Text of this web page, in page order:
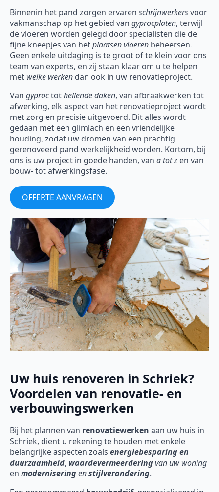
Binnenin het pand zorgen ervaren schrijnwerkersvoor
vakmanschap op het gebied van gyprocplaten, terwijl
de vloeren worden gelegd door specialisten die de
fijne kneepjes van hetplaatsen vloeren beheersen.
Geen enkele uitdaging is te groot of te klein voor ons
team van experts, en zij staan klaar om u te helpen
met welke werken dan ook in uw renovatieproject.
Van gyproctothellende daken, van afbraakwerken tot
afwerking, elk aspect van het renovatieproject wordt
met zorg en precisie uitgevoerd. Dit alles wordt
gedaan met een glimlach en een vriendelijke
houding, zodat uw dromen van een prachtig
gerenoveerd pand werkelijkheid worden. Kortom, bij
ons is uw project in goede handen, van a tot z en van
bouw- tot afwerkingsfase.
OFFERTE AANVRAGEN
Uw huis renoveren in Schriek?
Voordelen van renovatie- en
verbouwingswerken
Bij het plannen van renovatiewerken aan uw huis in
Schriek, dient u rekening te houden met enkele
belangrijke aspecten zoals energiebesparing en
duurzaamheid, waardevermeerderingvan uw woning
en moderniseringenstijlverandering.